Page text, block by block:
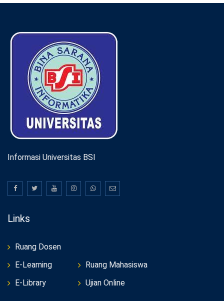
Informasi Universitas BSI
Links
Ruang Dosen
E-Learning
E-Library
Ruang Mahasiswa
Ujian Online